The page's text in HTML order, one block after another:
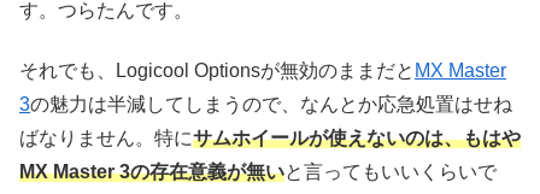
す。つらたんです。
それでも、Logicool Optionsが無効のままだと MX Master
3の魅力は半減してしまうので、なんとか応急処置はせね
ばなりません。特にサムホイールが使えないのは、もはや
MX Master 3の存在意義が無いと言ってもいいくらいで